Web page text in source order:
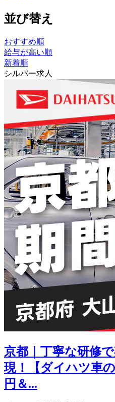
並び替え
おすすめ順
給与が高い順
新着順
シルバー求人
京都｜丁寧な研修
現！【ダイハツ車
円＆...